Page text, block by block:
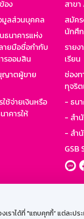
ได้ที่ "แถบคุกกี้” แต่ละประ
อง
มูลส่วนบุคคล
นาคารแห่ง
ายมือชื่อกำกับ
รออมสิน
ญาตผู้ขาย
ช้จ่ายเงินหรือ
คารให้
สาข
สมัค
นักศึ
รายง
เรียน
ช่องท
ทุจริ
- ธน
- สำ
- สำ
GSB